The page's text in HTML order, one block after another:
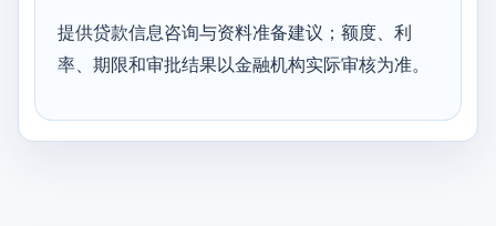
提供贷款信息咨询与资料准备建议；额度、利
率、期限和审批结果以金融机构实际审核为准。